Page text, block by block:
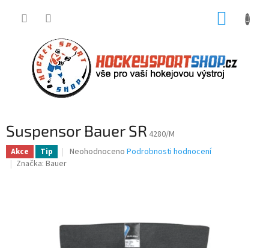
Suspensor Bauer SR 4280/M
Akce Tip
Průměrné
Neohodnoceno Podrobnosti hodnocení
Značka: Bauer